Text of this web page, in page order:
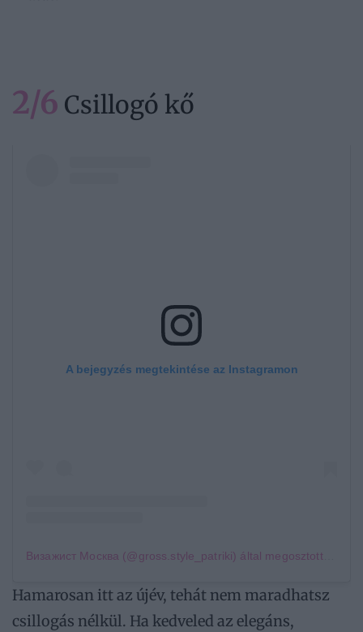
2/6 Csillogó kő
A bejegyzés megtekintése az Instagramon
Визажист Москва (@gross.style_patriki) által megosztott bejegyzés
Hamarosan itt az újév, tehát nem maradhatsz
csillogás nélkül. Ha kedveled az elegáns,